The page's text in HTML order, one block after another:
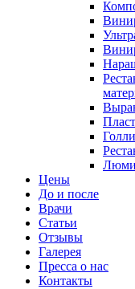
Цены
До и после
Врачи
Статьи
Отзывы
Галерея
Пресса о нас
Контакты